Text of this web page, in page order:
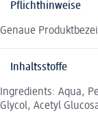
Pflichthinweise
Genaue
Inhaltsstoffe
Ingredients: Aqua,
Glycol, Acetyl